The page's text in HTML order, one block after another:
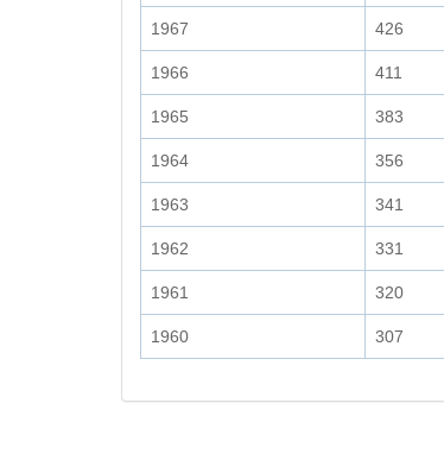
1967 426
1966 411
1965 383
1964 356
1963 341
1962 331
1961 320
1960 307